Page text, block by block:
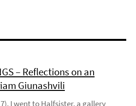
– Reflections on an
Giunashvili
I went to Halfsister, a gallery